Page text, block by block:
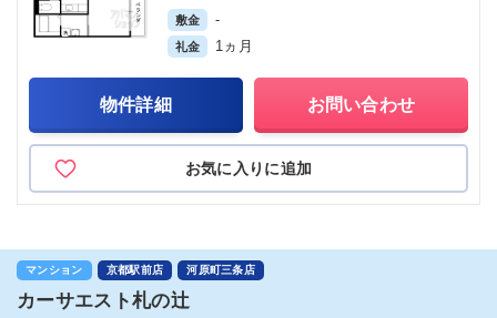
敷金 -
礼金 1ヵ月
物件詳細 お問い合わせ
お気に入りに追加
マンション 京都駅前店 河原町三条店
カーサエスト札の辻